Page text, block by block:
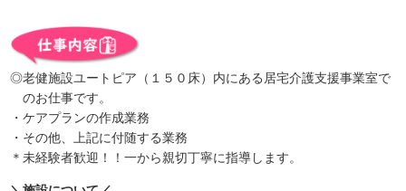
◎老健施設ユートピア（１５０床）内にある居宅介護支援事業室で
のお仕事です。
・ケアプランの作成業務
・その他、上記に付随する業務
＊未経験者歓迎！！一から親切丁寧に指導します。